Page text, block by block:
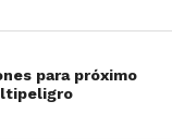
para próximo